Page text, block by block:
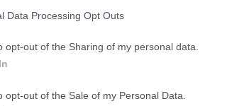
Data Processing Opt Outs
opt-out of the Sharing of my personal data.
opt-out of the Sale of my Personal Data.
for Mac
es un software gratuito de código abierto
para Windows, Linux y macOS.Está
para macOS no impone